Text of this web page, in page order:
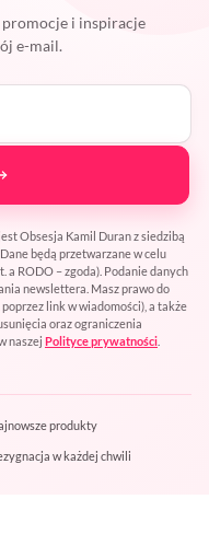
i inspiracje
e-mail.
Obsesja Kamil Duran z siedzibą
będą przetwarzane w celu
a RODO – zgoda). Podanie danych
newslettera. Masz prawo do
link w wiadomości), a także
oraz ograniczenia
naszej Polityce prywatności
produkty
w każdej chwili